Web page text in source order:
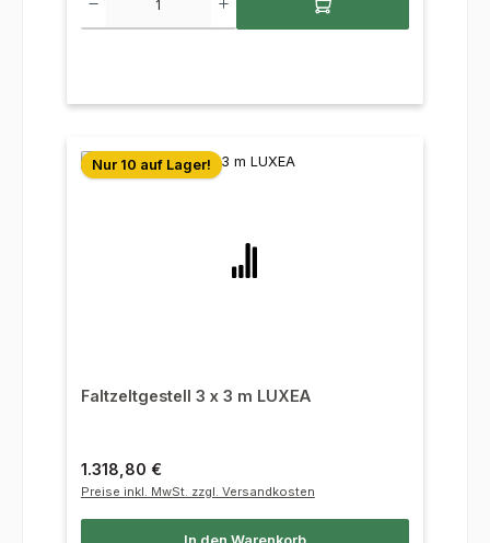
Nur 10 auf Lager!
Faltzeltgestell 3 x 3 m LUXEA
Regulärer Preis:
1.318,80 €
Preise inkl. MwSt. zzgl. Versandkosten